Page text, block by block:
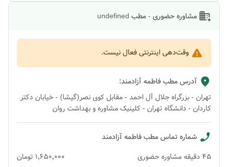
مشاوره حضوری - مطب undefined
وقت‌دهی اینترنتی فعال نیست.
آدرس مطبفاطمه آزادمند:
تهران - بزرگراه جلال آل احمد - مقابل کوی نصر(گیشا) - خیابان دکتر
کاردان - دانشگاه تهران - کلینیک مشاوره و بهداشت روان
شماره تماس مطبفاطمه آزادمند
45 دقیقهمشاوره حضوری ۱٬۶۵۰٬۰۰۰ تومان